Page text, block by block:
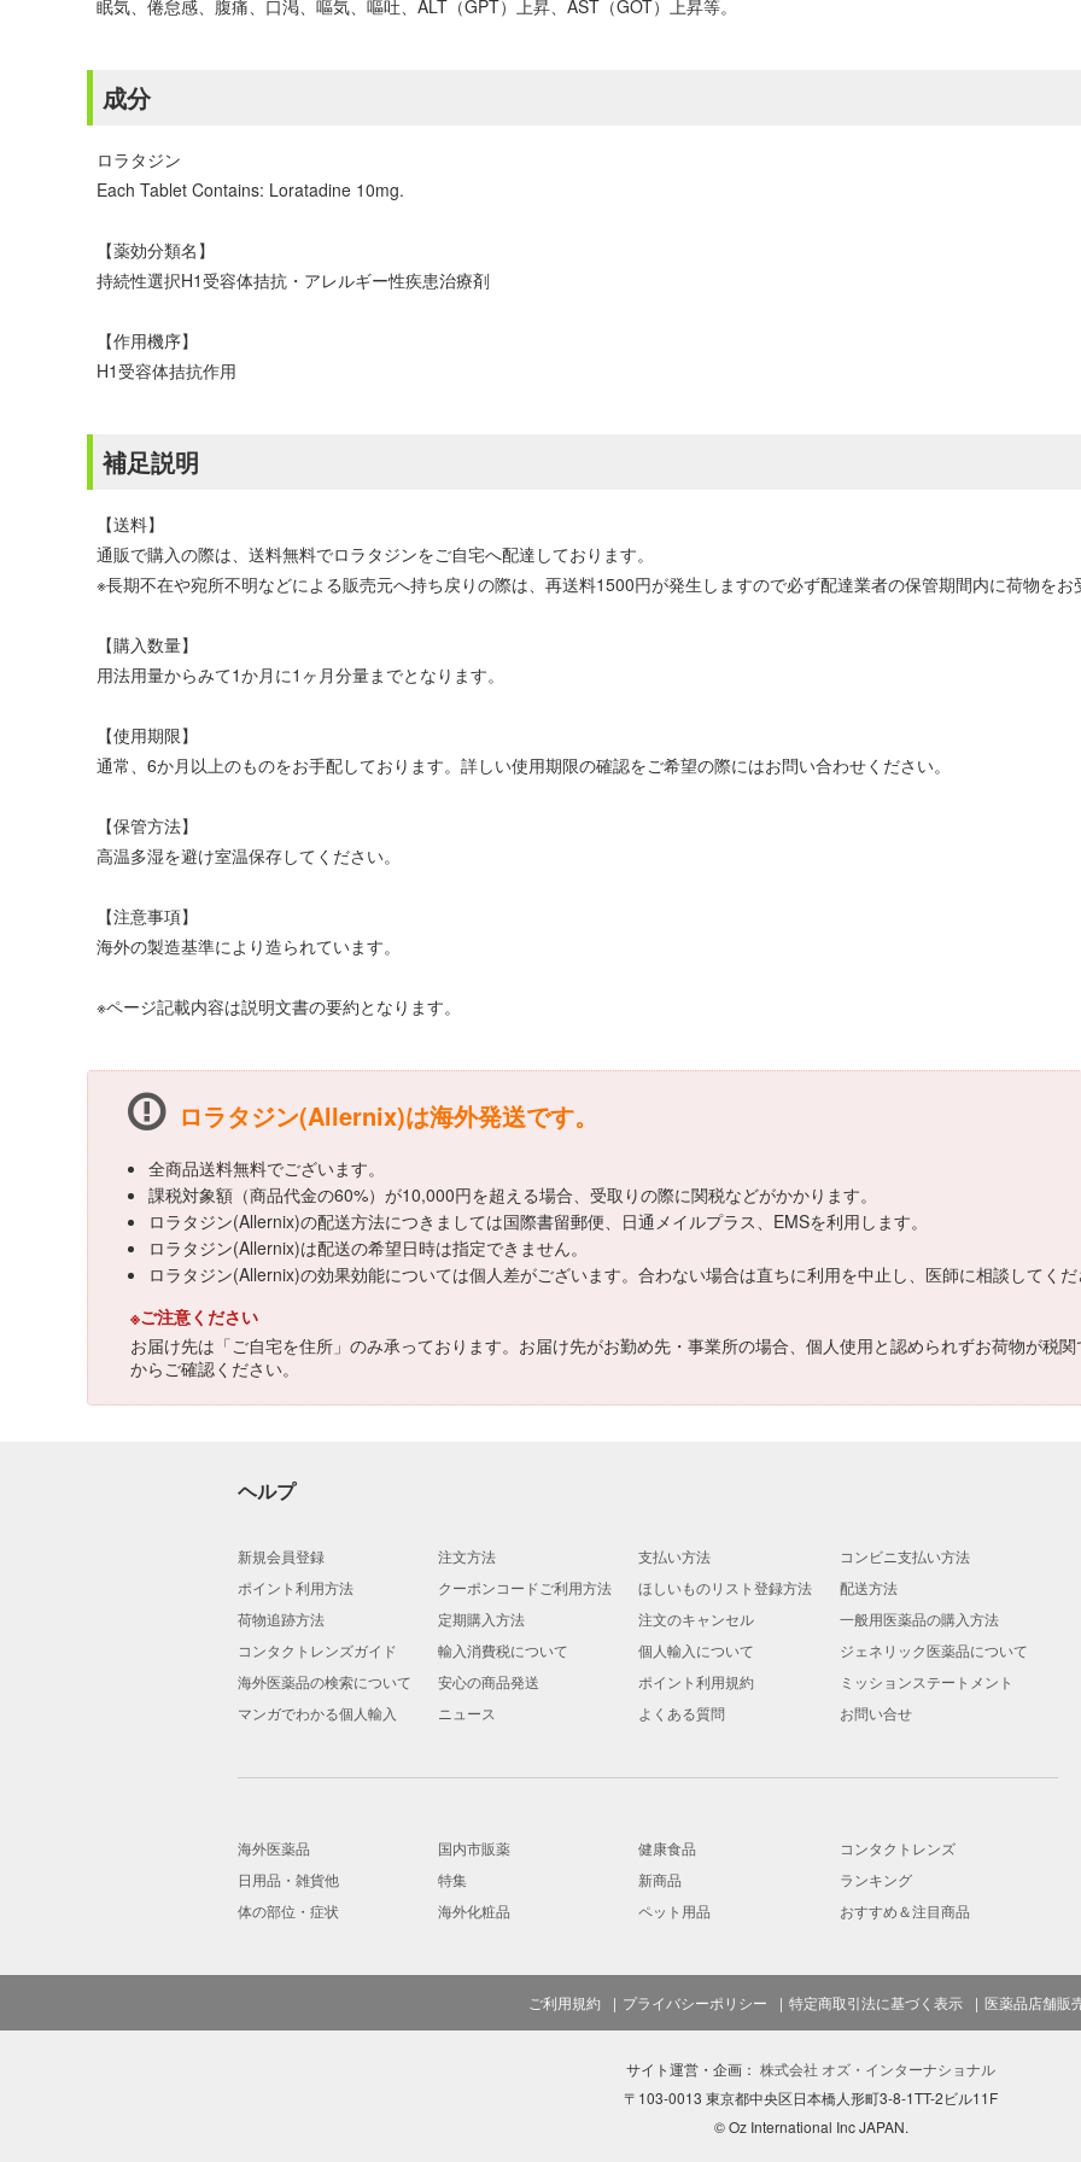
眠気、倦怠感、腹痛、口渇、嘔気、嘔吐、ALT（GPT）上昇、AST（GOT）上昇等。
成分
ロラタジン
Each Tablet Contains: Loratadine 10mg.
【薬効分類名】
持続性選択H1受容体拮抗・アレルギー性疾患治療剤
【作用機序】
H1受容体拮抗作用
補足説明
【送料】
通販で購入の際は、送料無料でロラタジンをご自宅へ配達しております。
※長期不在や宛所不明などによる販売元へ持ち戻りの際は、再送料1500円が発生しますので必ず配達業者の保管期間内に荷物をお
【購入数量】
用法用量からみて1か月に1ヶ月分量までとなります。
【使用期限】
通常、6か月以上のものをお手配しております。詳しい使用期限の確認をご希望の際にはお問い合わせください。
【保管方法】
高温多湿を避け室温保存してください。
【注意事項】
海外の製造基準により造られています。
※ページ記載内容は説明文書の要約となります。
ロラタジン(Allernix)は海外発送です。
全商品送料無料でございます。
課税対象額（商品代金の60%）が10,000円を超える場合、受取りの際に関税などがかかります。
ロラタジン(Allernix)の配送方法につきましては国際書留郵便、日通メイルプラス、EMSを利用します。
ロラタジン(Allernix)は配送の希望日時は指定できません。
ロラタジン(Allernix)の効果効能については個人差がございます。合わない場合は直ちに利用を中止し、医師に相談してくだ
※ご注意ください
お届け先は「ご自宅を住所」のみ承っております。お届け先がお勤め先・事業所の場合、個人使用と認められずお荷物が税
からご確認ください。
ヘルプ
新規会員登録 注文方法 支払い方法
コンビニ支払い方法
ポイント利用方法
クーポンコードご利用方法 ほしいものリスト登録方法
配送方法
荷物追跡方法
定期購入方法 注文のキャンセル
一般用医薬品の購入方法
コンタクトレンズガイド
輸入消費税について 個人輸入について
ジェネリック医薬品について
海外医薬品の検索について
安心の商品発送 ポイント利用規約
ミッションステートメント
マンガでわかる個人輸入
ニュース よくある質問 お問い合せ
海外医薬品 国内市販薬 健康食品
コンタクトレンズ
日用品・雑貨他
特集 新商品
ランキング
体の部位・症状
海外化粧品 ペット用品 おすすめ＆注目商品
ご利用規約 プライバシーポリシー 特定商取引法に基づく表示 医薬品店舗販
サイト運営・企画： 株式会社 オズ・インターナショナル
〒103-0013 東京都中央区日本橋人形町3-8-1TT-2ビル11F
© Oz International Inc JAPAN.